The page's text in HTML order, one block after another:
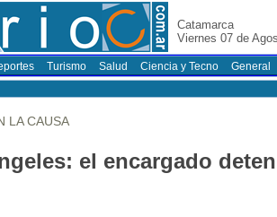
Catamarca
Viernes 07 de
Turismo Salud Ciencia y Tecno General
LA CAUSA
el encargado